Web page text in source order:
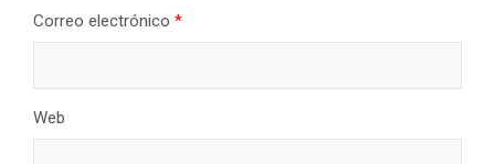
Correo electrónico *
Web